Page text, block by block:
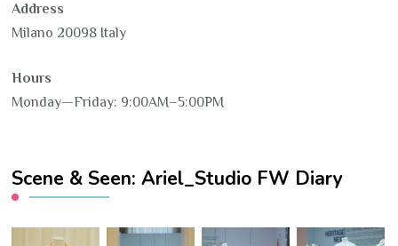
Address
Milano 20098 Italy
Hours
Monday—Friday: 9:00AM–5:00PM
Scene & Seen: Ariel_Studio FW Diary